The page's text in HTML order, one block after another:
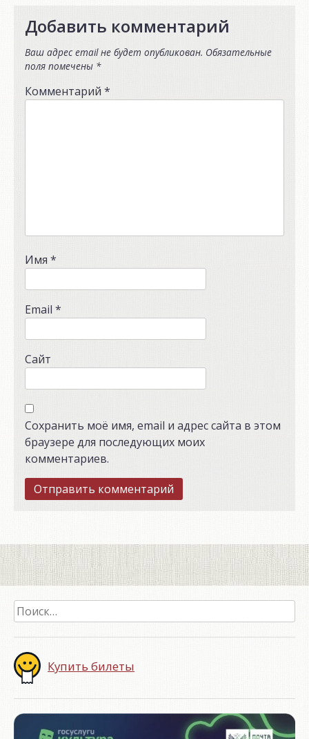
Добавить комментарий
Ваш адрес email не будет опубликован. Обязательные
поля помечены *
Комментарий *
Имя *
Email *
Сайт
Сохранить моё имя, email и адрес сайта в этом
браузере для последующих моих
комментариев.
Найти:
Купить билеты